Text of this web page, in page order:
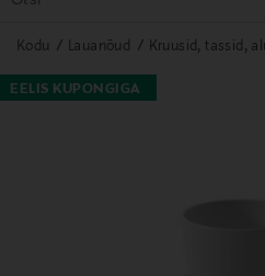
KÕIK TOOTED NAISED MEHED
Kodu Lauanõud Kruusid, tassid,
EELIS KUPONGIGA